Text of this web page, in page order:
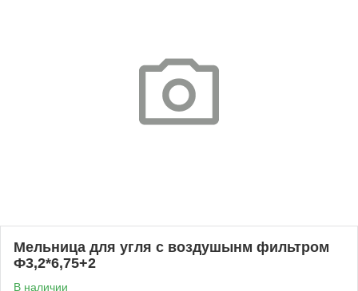
Мельница для угля с воздушынм фильтром
Ф3,2*6,75+2
В наличии